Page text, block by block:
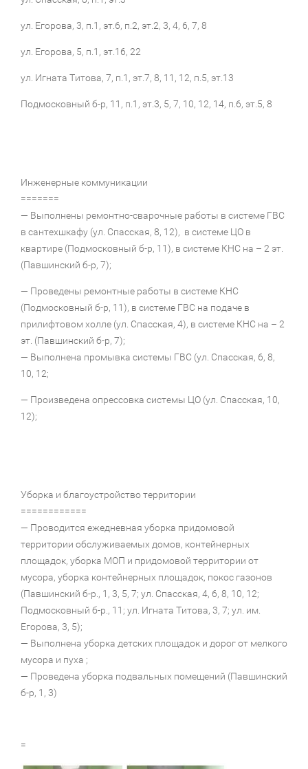
ул. Егорова, 3, п.1, эт.6, п.2, эт.2, 3, 4, 6, 7, 8
ул. Егорова, 5, п.1, эт.16, 22
ул. Игната Титова, 7, п.1, эт.7, 8, 11, 12, п.5, эт.13
Подмосковный б-р, 11, п.1, эт.3, 5, 7, 10, 12, 14, п.6, эт.5, 8
Инженерные коммуникации
=======
— Выполнены ремонтно-сварочные работы в системе ГВС
в сантехшкафу (ул. Спасская, 8, 12), в системе ЦО в
квартире (Подмосковный б-р, 11), в системе КНС на – 2 эт.
(Павшинский б-р, 7);
— Проведены ремонтные работы в системе КНС
(Подмосковный б-р, 11), в системе ГВС на подаче в
прилифтовом холле (ул. Спасская, 4), в системе КНС на – 2
эт. (Павшинский б-р, 7);
— Выполнена промывка системы ГВС (ул. Спасская, 6, 8,
10, 12;
— Произведена опрессовка системы ЦО (ул. Спасская, 10,
12);
Уборка и благоустройство территории
============
— Проводится ежедневная уборка придомовой
территории обслуживаемых домов, контейнерных
площадок, уборка МОП и придомовой территории от
мусора, уборка контейнерных площадок, покос газонов
(Павшинский б-р., 1, 3, 5, 7; ул. Спасская, 4, 6, 8, 10, 12;
Подмосковный б-р., 11; ул. Игната Титова, 3, 7; ул. им.
Егорова, 3, 5);
— Выполнена уборка детских площадок и дорог от мелкого
мусора и пуха ;
— Проведена уборка подвальных помещений (Павшинский
б-р, 1, 3)
=